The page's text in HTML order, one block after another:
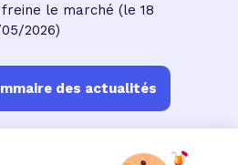
le marché (le 18
2026)
des actualités